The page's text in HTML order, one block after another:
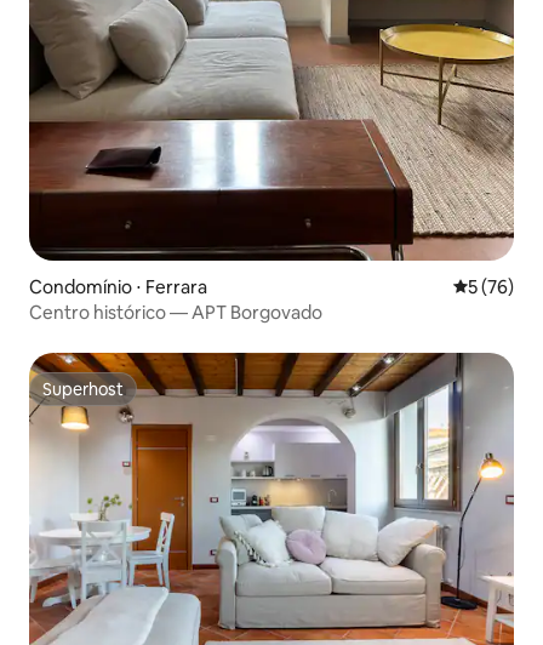
Condomínio ⋅ Ferrara 5 de uma
5 (76)
Centro histórico — APT Borgovado
Superhost
Superhost